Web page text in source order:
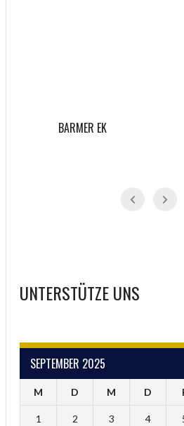
BARMER EK
UNTERSTÜTZE UNS
SEPTEMBER 2025
M D M D
1 2 3 4